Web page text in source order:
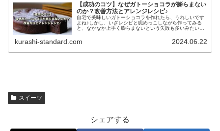
【成功のコツ】なぜガトーショコラが膨らまない
のか？改善方法とアレンジレシピ♪
自宅で美味しいガトーショコラを作れたら、うれしいです
よね♪しかし、いざレシピと睨めっこしながら作ってみる
と、なかなか上手く膨らまないという失敗も多いみたいで
kurashi-standard.com 2024.06.22
スイーツ
シェアする